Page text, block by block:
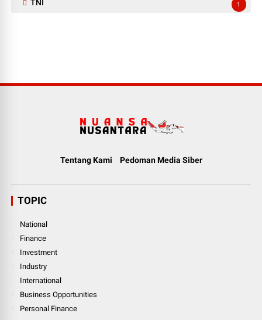
TNI 1
Tentang Kami Pedoman Media Siber
TOPIC
National
Finance
Investment
Industry
International
Business Opportunities
Personal Finance